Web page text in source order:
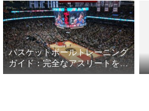
バスケットボールトレーニング
ガイド：完全なアスリートを目
指して